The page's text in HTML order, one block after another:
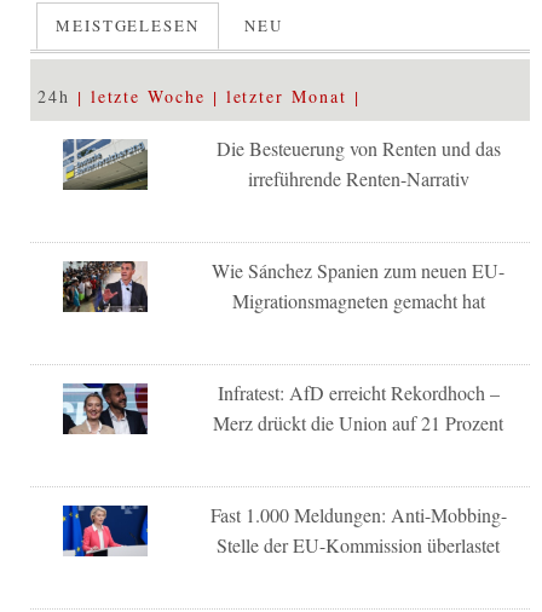
MEISTGELESEN NEU
24h letzte Woche letzter Monat
Die Besteuerung von Renten und das
irreführende Renten-Narrativ
Wie Sánchez Spanien zum neuen EU-
Migrationsmagneten gemacht hat
Infratest: AfD erreicht Rekordhoch –
Merz drückt die Union auf 21 Prozent
Fast 1.000 Meldungen: Anti-Mobbing-
Stelle der EU-Kommission überlastet